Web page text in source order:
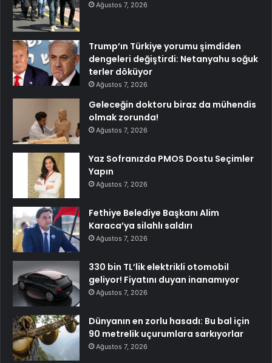
Ağustos 7, 2026
Trump’ın Türkiye yorumu şimdiden
dengeleri değiştirdi: Netanyahu soğuk
terler döküyor
Ağustos 7, 2026
Geleceğin doktoru biraz da mühendis
olmak zorunda!
Ağustos 7, 2026
Yaz Sofranızda PMOS Dostu Seçimler
Yapın
Ağustos 7, 2026
Fethiye Belediye Başkanı Alim
Karaca’ya silahlı saldırı
Ağustos 7, 2026
330 bin TL’lik elektrikli otomobil
geliyor! Fiyatını duyan inanamıyor
Ağustos 7, 2026
Dünyanın en zorlu hasadı: Bu bal için
90 metrelik uçurumlara sarkıyorlar
Ağustos 7, 2026